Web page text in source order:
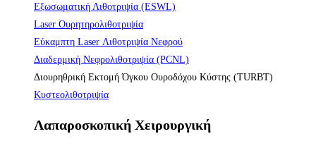
Εξωσωματική Λιθοτριψία (ESWL)
Laser Ουρητηρολιθοτριψία
Εύκαμπτη Laser Λιθοτριψία Νεφρού
Διαδερμική Νεφρολιθοτριψία (PCNL)
Διουρηθρική Εκτομή Όγκου Ουροδόχου Κύστης (TURBT)
Κυστεολιθοτριψία
Λαπαροσκοπική Χειρουργική